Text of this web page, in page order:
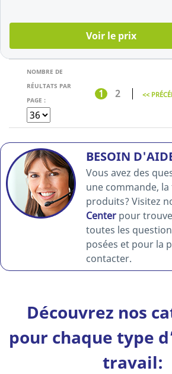
Voir le prix
NOMBRE DE
RÉULTATS PAR
PAGE :
1 2 <<
BESOIN
Vous avez des
une commande,
produits? Visitez
Center pour
toutes les
posées et pour la
contacter.
Découvrez nos
pour chaque type
travail: